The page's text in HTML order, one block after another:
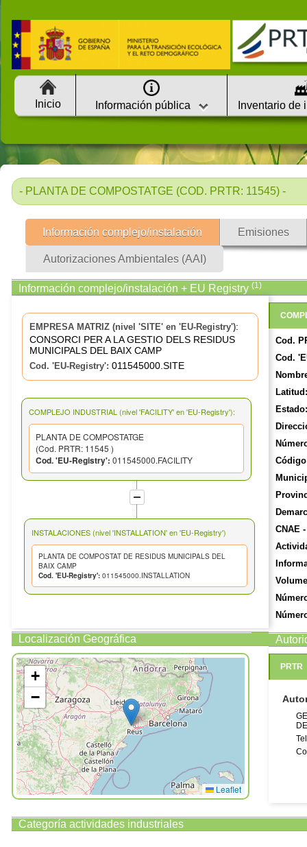
Inicio Información pública Inventario de
- PLANTA DE COMPOSTATGE (COD. PRTR: 11545) -
Información complejo/instalación Emisiones
Autorizaciones Ambientales (AAI)
Información complejo/instalación + EU Registry (1)
EMPRESA MATRIZ (nivel 'SITE' en 'EU-Registry'):
CONSORCI PER A LA GESTIO DELS RESIDUS
MUNICIPALS DEL BAIX CAMP
Cod. 'EU-Registry': 011545000.SITE
COMPLEJO INDUSTRIAL (nivel 'FACILITY' en 'EU-Registry'):
PLANTA DE COMPOSTATGE
(Cod. PRTR: 11545 )
Cod. 'EU-Registry': 011545000.FACILITY
INSTALACIONES (nivel 'INSTALLATION' en 'EU-Registry')
PLANTA DE COMPOSTAT DE RESIDUS MUNICIPALS DEL
BAIX CAMP
Cod. 'EU-Registry': 011545000.INSTALLATION
Localización Geográfica
+
−
Leaflet
Cod.
Cod.
Latitud:
Estado:
CNAE
La
PRTR
Categoría actividades industriales